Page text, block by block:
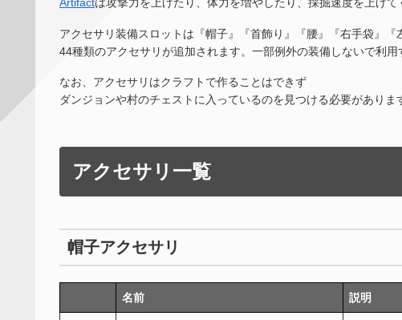
アクセサリ装備スロットは『帽子』『首飾り』『腰』『右手袋』『
44種類のアクセサリが追加されます。一部例外の装備しないで利
なお、アクセサリはクラフトで作ることはできず
ダンジョンや村のチェストに入っているのを見つける必要がありま
アクセサリ一覧
帽子アクセサリ
名前 説明